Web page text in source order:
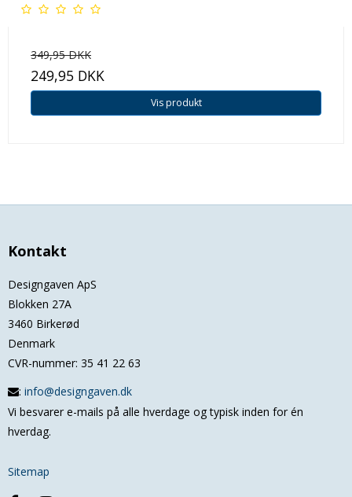
349,95 DKK
249,95 DKK
Vis produkt
Kontakt
Designgaven ApS
Blokken 27A
3460 Birkerød
Denmark
CVR-nummer: 35 41 22 63
: info@designgaven.dk
Vi besvarer e-mails på alle hverdage og typisk inden for én
hverdag.
Sitemap